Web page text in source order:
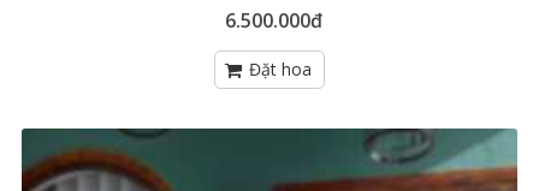
6.500.000đ